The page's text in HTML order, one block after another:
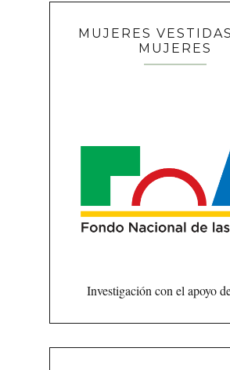
MUJERES
MUJERES
Investigación con el apoyo